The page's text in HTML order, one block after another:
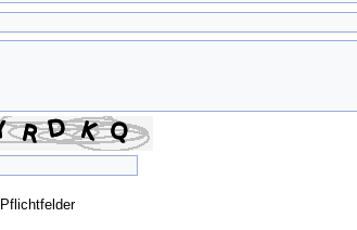
Pflichtfelder